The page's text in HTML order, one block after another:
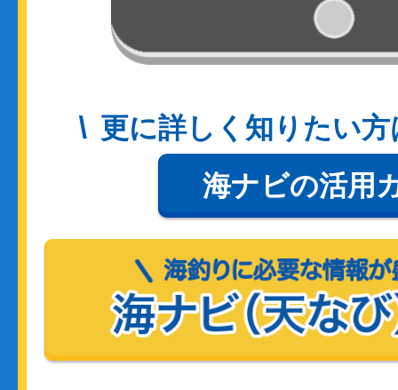
更に詳しく知りたい
海ナビの活用